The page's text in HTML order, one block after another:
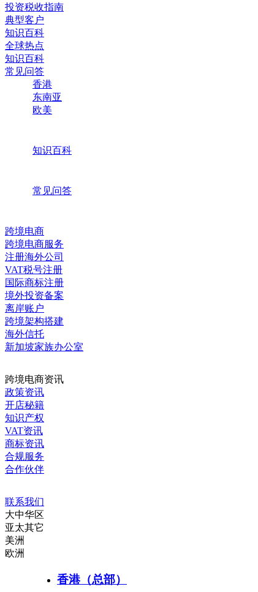
投资税收指南
典型客户
知识百科
全球热点
知识百科
常见问答
香港
东南亚
欧美
知识百科
常见问答
跨境电商
跨境电商服务
注册海外公司
VAT税号注册
国际商标注册
境外投资备案
离岸账户
跨境架构搭建
海外信托
新加坡家族办公室
跨境电商资讯
政策资讯
开店秘籍
知识产权
VAT资讯
商标资讯
合规服务
合作伙伴
联系我们
大中华区
亚太其它
美洲
欧洲
香港（总部）